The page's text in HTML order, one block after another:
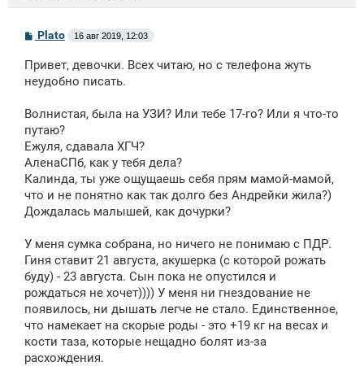
С
о
б
щ
е
и
Plato 16 авг 2019, 12:03
Привет, девочки. Всех читаю, но с телефона жуть
неудобно писать.
Волнистая, была на УЗИ? Или тебе 17-го? Или я что-то
путаю?
Ежуля, сдавала ХГЧ?
АленаСПб, как у тебя дела?
Калинда, ты уже ощущаешь себя прям мамой-мамой,
что и не понятно как так долго без Андрейки жила?)
Дождалась малышей, как дочурки?
У меня сумка собрана, но ничего не понимаю с ПДР.
Гиня ставит 21 августа, акушерка (с которой рожать
буду) - 23 августа. Сын пока не опустился и
рождаться не хочет)))) У меня ни гнездование не
появилось, ни дышать легче не стало. Единственное,
что намекает на скорые роды - это +19 кг на весах и
кости таза, которые нещадно болят из-за
расхождения.